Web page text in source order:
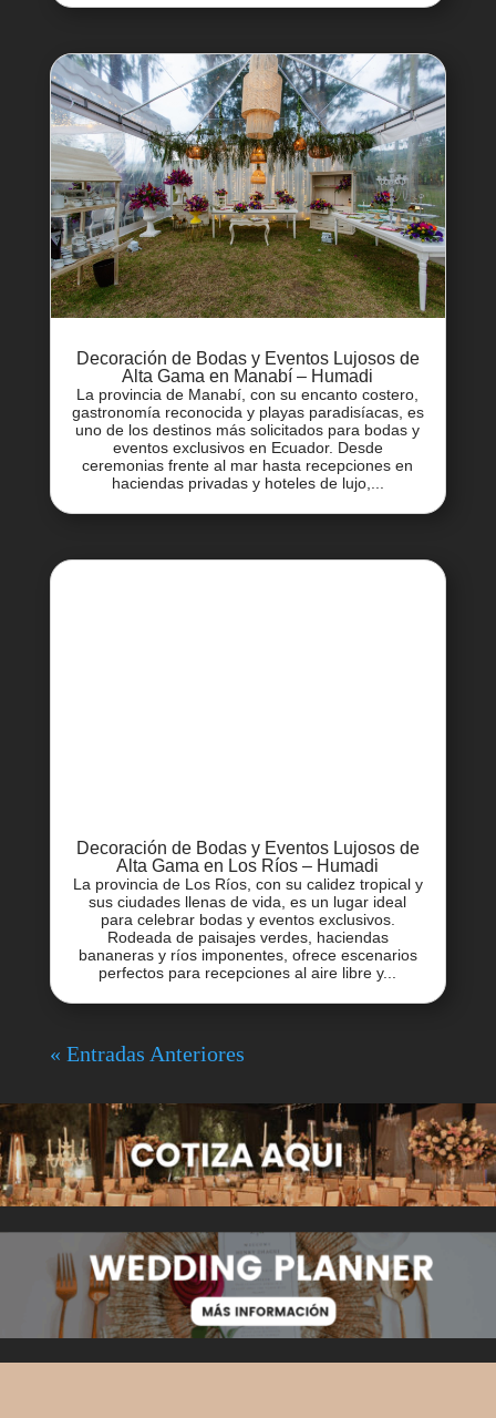
Decoración de Bodas y Eventos Lujosos de
Alta Gama en Manabí – Humadi
La provincia de Manabí, con su encanto costero,
gastronomía reconocida y playas paradisíacas, es
uno de los destinos más solicitados para bodas y
eventos exclusivos en Ecuador. Desde
ceremonias frente al mar hasta recepciones en
haciendas privadas y hoteles de lujo,...
Decoración de Bodas y Eventos Lujosos de
Alta Gama en Los Ríos – Humadi
La provincia de Los Ríos, con su calidez tropical y
sus ciudades llenas de vida, es un lugar ideal
para celebrar bodas y eventos exclusivos.
Rodeada de paisajes verdes, haciendas
bananeras y ríos imponentes, ofrece escenarios